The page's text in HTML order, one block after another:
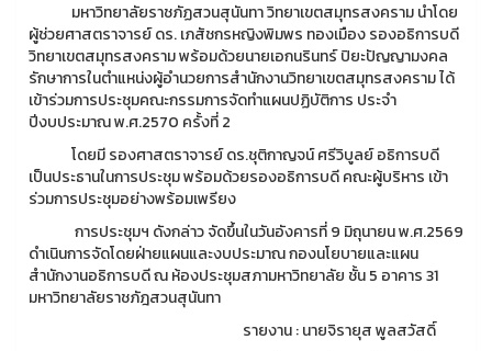
มหาวิทยาลัยราชภัฏสวนสุนันทา วิทยาเขตสมุทรสงคราม นำโดย
ผู้ช่วยศาสตราจารย์ ดร. เภสัชกรหญิงพิมพร ทองเมือง รองอธิการบดี
วิทยาเขตสมุทรสงคราม พร้อมด้วยนายเอกนรินทร์ ปิยะปัญญามงคล
รักษาการในตำแหน่งผู้อำนวยการสำนักงานวิทยาเขตสมุทรสงคราม ได้
เข้าร่วมการประชุมคณะกรรมการจัดทำแผนปฏิบัติการ ประจำ
ปีงบประมาณ พ.ศ.2570 ครั้งที่ 2
โดยมี รองศาสตราจารย์ ดร.ชุติกาญจน์ ศรีวิบูลย์ อธิการบดี
เป็นประธานในการประชุม พร้อมด้วยรองอธิการบดี คณะผู้บริหาร เข้า
ร่วมการประชุมอย่างพร้อมเพรียง
การประชุมฯ ดังกล่าว จัดขึ้นในวันอังคารที่ 9 มิถุนายน พ.ศ.2569
ดำเนินการจัดโดยฝ่ายแผนและงบประมาณ กองนโยบายและแผน
สำนักงานอธิการบดี ณ ห้องประชุมสภามหาวิทยาลัย ชั้น 5 อาคาร 31
มหาวิทยาลัยราชภัฎสวนสุนันทา
รายงาน : นายจิรายุส พูลสวัสดิ์